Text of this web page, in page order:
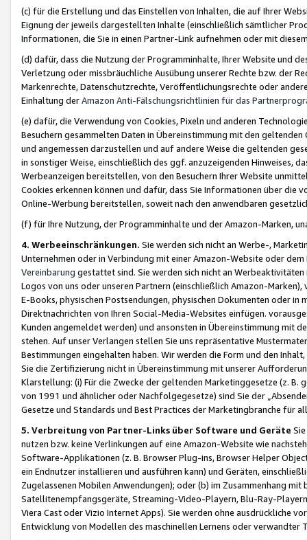
(c) für die Erstellung und das Einstellen von Inhalten, die auf Ihrer
Eignung der jeweils dargestellten Inhalte (einschließlich sämtlicher
Informationen, die Sie in einen Partner-Link aufnehmen oder mit
(d) dafür, dass die Nutzung der Programminhalte, Ihrer Website und
Verletzung oder missbräuchliche Ausübung unserer Rechte bzw. der
Markenrechte, Datenschutzrechte, Veröffentlichungsrechte oder
Einhaltung derAmazon Anti-Fälschungsrichtlinien für das
(e) dafür, die Verwendung von Cookies, Pixeln und anderen
Besuchern gesammelten Daten in Übereinstimmung mit den
und angemessen darzustellen und auf andere Weise die geltenden
in sonstiger Weise, einschließlich des ggf. anzuzeigenden Hinweises,
Werbeanzeigen bereitstellen, von den Besuchern Ihrer Website
Cookies erkennen können und dafür, dass Sie Informationen über die
Online-Werbung bereitstellen, soweit nach den anwendbaren
(f) für Ihre Nutzung, der Programminhalte und der Amazon-Marken,
4. Werbeeinschränkungen. Sie werden sich nicht an Werbe-,
Unternehmen oder in Verbindung mit einer Amazon-Website oder
Vereinbarung gestattet sind. Sie werden sich nicht an
Logos von uns oder unseren Partnern (einschließlich Amazon-
E-Books, physischen Postsendungen, physischen Dokumenten oder in
Direktnachrichten von Ihren Social-Media-Websites einfügen.
Kunden angemeldet werden) und ansonsten in Übereinstimmung mit
stehen. Auf unser Verlangen stellen Sie uns repräsentative
Bestimmungen eingehalten haben. Wir werden die Form und den
Sie die Zertifizierung nicht in Übereinstimmung mit unserer
Klarstellung: (i) Für die Zwecke der geltenden Marketinggesetze (z. B.
von 1991 und ähnlicher oder Nachfolgegesetze) sind Sie der
Gesetze und Standards und Best Practices der Marketingbranche für
5. Verbreitung von Partner-Links über Software und Geräte
nutzen bzw. keine Verlinkungen auf eine Amazon-Website wie
Software-Applikationen (z. B. Browser Plug-ins, Browser Helper
ein Endnutzer installieren und ausführen kann) und Geräten,
Zugelassenen Mobilen Anwendungen); oder (b) im Zusammenhang
Satellitenempfangsgeräte, Streaming-Video-Playern, Blu-Ray-
Viera Cast oder Vizio Internet Apps). Sie werden ohne ausdrückliche
Entwicklung von Modellen des maschinellen Lernens oder